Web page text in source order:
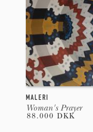
MALERI
Woman's Prayer
88.000 DKK